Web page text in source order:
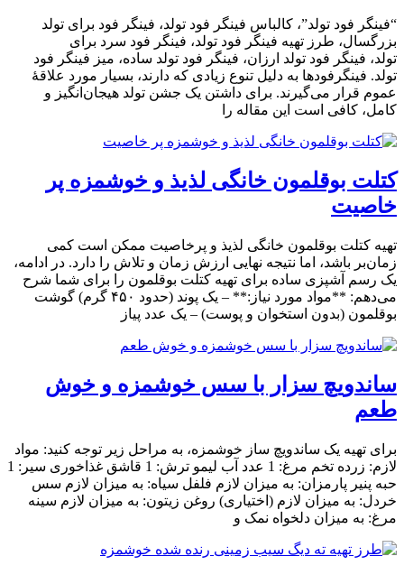
“فینگر فود تولد”، کالباس فینگر فود تولد، فینگر فود برای تولد
بزرگسال، طرز تهیه فینگر فود تولد، فینگر فود سرد برای
تولد، فینگر فود تولد ارزان، فینگر فود تولد ساده، میز فینگر فود
تولد. فینگرفود‌ها به دلیل تنوع زیادی که دارند، بسیار مورد علاقهٔ
عموم قرار می‌گیرند. برای داشتن یک جشن تولد هیجان‌انگیز و
کامل، کافی است این مقاله را
کتلت بوقلمون خانگی لذیذ و خوشمزه پر
خاصیت
تهیه کتلت بوقلمون خانگی لذیذ و پرخاصیت ممکن است کمی
زمان‌بر باشد، اما نتیجه نهایی ارزش زمان و تلاش را دارد. در ادامه،
یک رسم آشپزی ساده برای تهیه کتلت بوقلمون را برای شما شرح
می‌دهم: **مواد مورد نیاز:** – یک پوند (حدود ۴۵۰ گرم) گوشت
بوقلمون (بدون استخوان و پوست) – یک عدد پیاز
ساندویچ سزار با سس خوشمزه و خوش
طعم
برای تهیه یک ساندویچ ساز خوشمزه، به مراحل زیر توجه کنید: مواد
لازم: زرده تخم مرغ: 1 عدد آب لیمو ترش: 1 قاشق غذاخوری سیر: 1
حبه پنیر پارمزان: به میزان لازم فلفل سیاه: به میزان لازم سس
خردل: به میزان لازم (اختیاری) روغن زیتون: به میزان لازم سینه
مرغ: به میزان دلخواه نمک و